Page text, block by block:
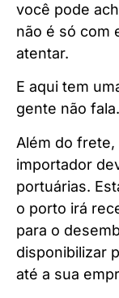
você pode
não é só com
atentar.
E aqui tem
gente não fala.
Além do frete,
importador
portuárias.
o porto irá
para o
disponibilizar
até a sua